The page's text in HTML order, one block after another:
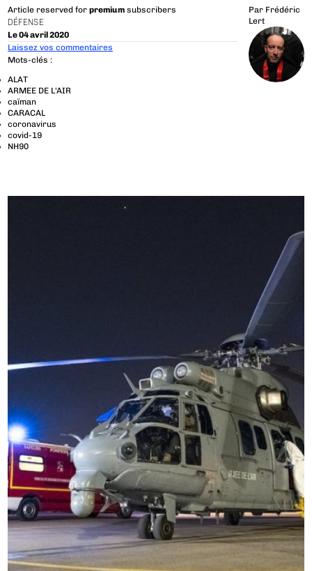
Article reserved forpremium subscribers
DÉFENSE
Le 04 avril 2020
Par Frédéric
Lert
Laissez vos commentaires
Mots-clés :
ALAT
ARMEE DE L'AIR
caïman
CARACAL
coronavirus
covid-19
NH90